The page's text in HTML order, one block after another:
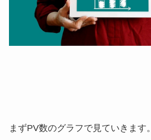
まずPV数のグラフで見ていきます。